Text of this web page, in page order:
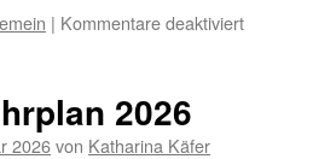
| Kommentare deaktiviertfür
2026
2026von Katharina Käfer